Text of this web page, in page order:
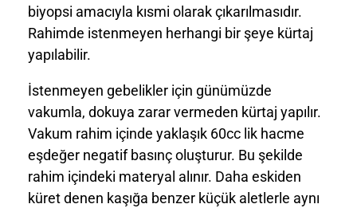
biyopsi amacıyla kısmi olarak çıkarılmasıdır.
Rahimde istenmeyen herhangi bir şeye kürtaj
yapılabilir.
İstenmeyen gebelikler için günümüzde
vakumla, dokuya zarar vermeden kürtaj yapılır.
Vakum rahim içinde yaklaşık 60cc lik hacme
eşdeğer negatif basınç oluşturur. Bu şekilde
rahim içindeki materyal alınır. Daha eskiden
küret denen kaşığa benzer küçük aletlerle aynı